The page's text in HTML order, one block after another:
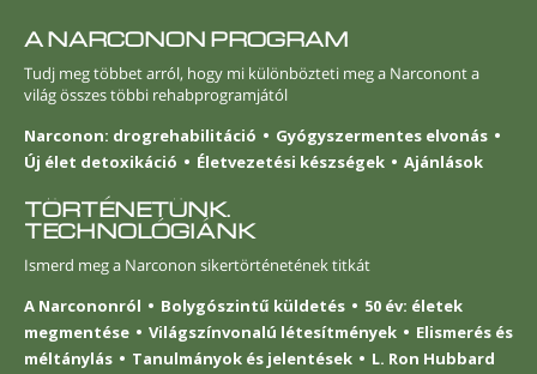
A NARCONON PROGRAM
Tudj meg többet arról, hogy mi különbözteti meg a Narconont a
világ összes többi rehabprogramjától
Narconon: drogrehabilitáció
Gyógyszermentes elvonás
Új élet detoxikáció
Életvezetési készségek Ajánlások
TÖRTÉNETÜNK.
TECHNOLÓGIÁNK
Ismerd meg a Narconon sikertörténetének titkát
A Narcononról
Bolygószintű küldetés
50 év: életek
megmentése
Világszínvonalú létesítmények
Elismerés és
méltánylás
Tanulmányok és jelentések L. Ron Hubbard